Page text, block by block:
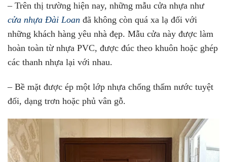
– Trên thị trường hiện nay, những mẫu cửa nhựa như
cửa nhựa Đài Loan đã không còn quá xa lạ đối với
những khách hàng yêu nhà đẹp. Mẫu cửa này được làm
hoàn toàn từ nhựa PVC, được đúc theo khuôn hoặc ghép
các thanh nhựa lại với nhau.
– Bề mặt được ép một lớp nhựa chống thấm nước tuyệt
đối, dạng trơn hoặc phủ vân gỗ.